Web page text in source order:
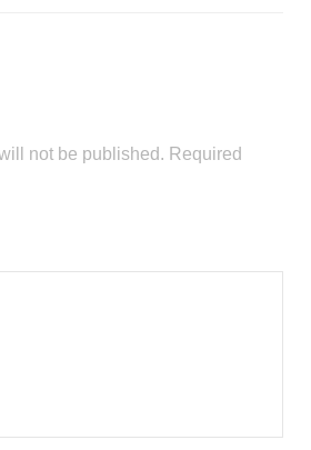
not be published. Required